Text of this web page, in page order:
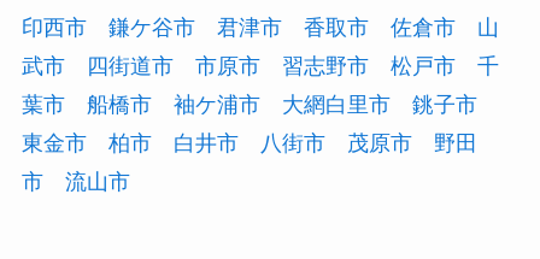
印西市 鎌ケ谷市 君津市 香取市 佐倉市
山
武市
四街道市 市原市 習志野市 松戸市
千
葉市
船橋市 袖ケ浦市 大網白里市
銚子市
東金市
柏市 白井市 八街市 茂原市
野田
市
流山市